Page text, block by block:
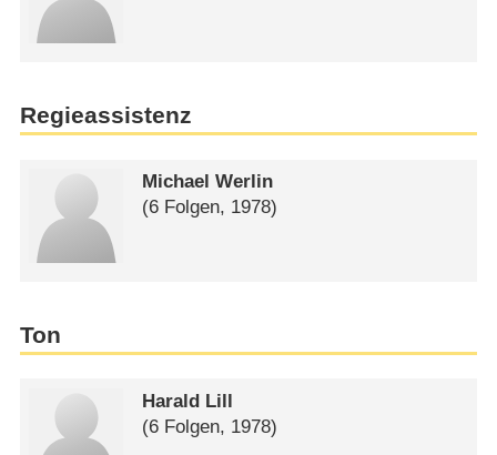
Regieassistenz
Michael Werlin
(6 Folgen, 1978)
Ton
Harald Lill
(6 Folgen, 1978)